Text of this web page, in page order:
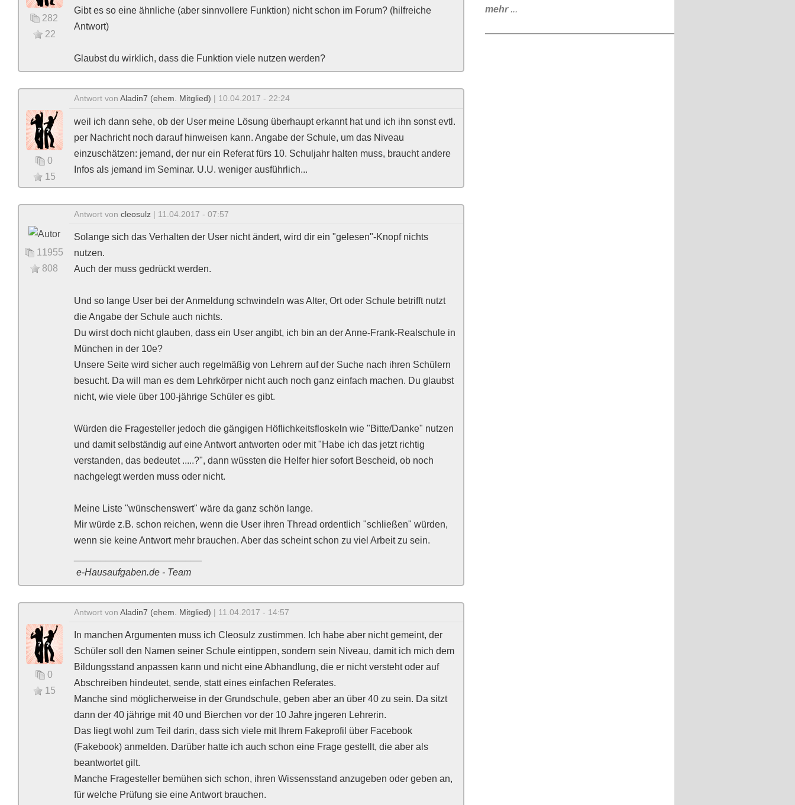
282
22
Gibt es so eine ähnliche (aber sinnvollere Funktion) nicht schon im Forum? (hilfreiche
Antwort)
Glaubst du wirklich, dass die Funktion viele nutzen werden?
0
15
Antwort von Aladin7 (ehem. Mitglied) | 10.04.2017 - 22:24
weil ich dann sehe, ob der User meine Lösung überhaupt erkannt hat und ich ihn sonst evtl.
per Nachricht noch darauf hinweisen kann. Angabe der Schule, um das Niveau
einzuschätzen: jemand, der nur ein Referat fürs 10. Schuljahr halten muss, braucht andere
Infos als jemand im Seminar. U.U. weniger ausführlich...
11955
808
Antwort von cleosulz | 11.04.2017 - 07:57
Solange sich das Verhalten der User nicht ändert, wird dir ein "gelesen"-Knopf nichts
nutzen.
Auch der muss gedrückt werden.
Und so lange User bei der Anmeldung schwindeln was Alter, Ort oder Schule betrifft nutzt
die Angabe der Schule auch nichts.
Du wirst doch nicht glauben, dass ein User angibt, ich bin an der Anne-Frank-Realschule in
München in der 10e?
Unsere Seite wird sicher auch regelmäßig von Lehrern auf der Suche nach ihren Schülern
besucht. Da will man es dem Lehrkörper nicht auch noch ganz einfach machen. Du glaubst
nicht, wie viele über 100-jährige Schüler es gibt.
Würden die Fragesteller jedoch die gängigen Höflichkeitsfloskeln wie "Bitte/Danke" nutzen
und damit selbständig auf eine Antwort antworten oder mit "Habe ich das jetzt richtig
verstanden, das bedeutet .....?", dann wüssten die Helfer hier sofort Bescheid, ob noch
nachgelegt werden muss oder nicht.
Meine Liste "wünschenswert" wäre da ganz schön lange.
Mir würde z.B. schon reichen, wenn die User ihren Thread ordentlich "schließen" würden,
wenn sie keine Antwort mehr brauchen. Aber das scheint schon zu viel Arbeit zu sein.
e-Hausaufgaben.de - Team
0
15
Antwort von Aladin7 (ehem. Mitglied) | 11.04.2017 - 14:57
In manchen Argumenten muss ich Cleosulz zustimmen. Ich habe aber nicht gemeint, der
Schüler soll den Namen seiner Schule eintippen, sondern sein Niveau, damit ich mich dem
Bildungsstand anpassen kann und nicht eine Abhandlung, die er nicht versteht oder auf
Abschreiben hindeutet, sende, statt eines einfachen Referates.
Manche sind möglicherweise in der Grundschule, geben aber an über 40 zu sein. Da sitzt
dann der 40 jährige mit 40 und Bierchen vor der 10 Jahre jngeren Lehrerin.
Das liegt wohl zum Teil darin, dass sich viele mit Ihrem Fakeprofil über Facebook
(Fakebook) anmelden. Darüber hatte ich auch schon eine Frage gestellt, die aber als
beantwortet gilt.
Manche Fragesteller bemühen sich schon, ihren Wissensstand anzugeben oder geben an,
für welche Prüfung sie eine Antwort brauchen.
mehr...